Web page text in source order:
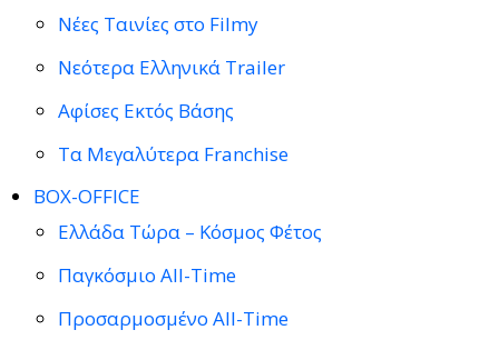
Νέες Ταινίες στο Filmy
Νεότερα Ελληνικά Trailer
Αφίσες Εκτός Βάσης
Τα Μεγαλύτερα Franchise
BOX-OFFICE
Ελλάδα Τώρα – Κόσμος Φέτος
Παγκόσμιο All-Time
Προσαρμοσμένο All-Time